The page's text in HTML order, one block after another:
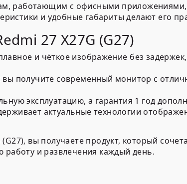
работающим с офисными
и удобные габариты делают его
27 X27G (G27)
и чёткое изображение без
вы получите современный монитор с
эксплуатацию, а гарантия 1 год
актуальные технологии
вы получаете продукт, который
и развлечения каждый день.